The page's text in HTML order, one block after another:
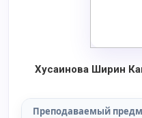
Хусаинова Ширин
Преподаваемый